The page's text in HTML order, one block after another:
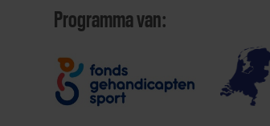
Programma van: